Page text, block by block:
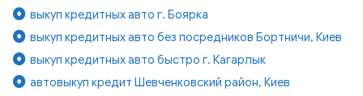
выкуп кредитных авто г. Боярка
выкуп кредитных авто без посредников Бортничи, Киев
выкуп кредитных авто быстро г. Кагарлык
автовыкуп кредит Шевченковский район, Киев